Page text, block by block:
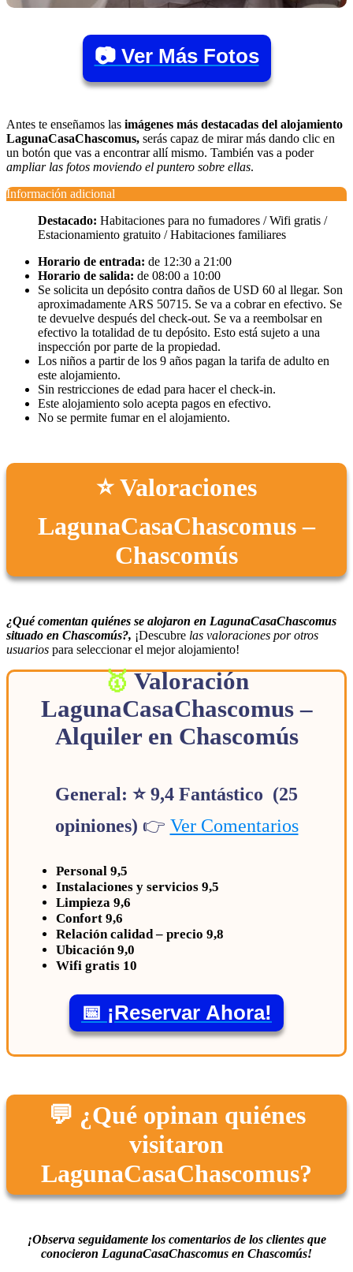
📷 Ver Más Fotos
Antes te enseñamos las imágenes más destacadas del alojamiento
LagunaCasaChascomus, serás capaz de mirar más dando clic en
un botón que vas a encontrar allí mismo. También vas a poder
ampliar las fotos moviendo el puntero sobre ellas.
Información adicional
Destacado: Habitaciones para no fumadores / Wifi gratis /
Estacionamiento gratuito / Habitaciones familiares
Horario de entrada: de 12:30 a 21:00
Horario de salida: de 08:00 a 10:00
Se solicita un depósito contra daños de USD 60 al llegar. Son
aproximadamente ARS 50715. Se va a cobrar en efectivo. Se
te devuelve después del check-out. Se va a reembolsar en
efectivo la totalidad de tu depósito. Esto está sujeto a una
inspección por parte de la propiedad.
Los niños a partir de los 9 años pagan la tarifa de adulto en
este alojamiento.
Sin restricciones de edad para hacer el check-in.
Este alojamiento solo acepta pagos en efectivo.
No se permite fumar en el alojamiento.
⭐ Valoraciones
LagunaCasaChascomus –
Chascomús
¿Qué comentan quiénes se alojaron en LagunaCasaChascomus
situado en Chascomús?, ¡Descubre las valoraciones por otros
usuarios para seleccionar el mejor alojamiento!
Valoración
LagunaCasaChascomus –
Alquiler en Chascomús
General: ⭐ 9,4 Fantástico (25
opiniones) 👉 Ver Comentarios
Personal 9,5
Instalaciones y servicios 9,5
Limpieza 9,6
Confort 9,6
Relación calidad – precio 9,8
Ubicación 9,0
Wifi gratis 10
📅 ¡Reservar Ahora!
💬 ¿Qué opinan quiénes
visitaron
LagunaCasaChascomus?
¡Observa seguidamente los comentarios de los clientes que
conocieron LagunaCasaChascomus en Chascomús!